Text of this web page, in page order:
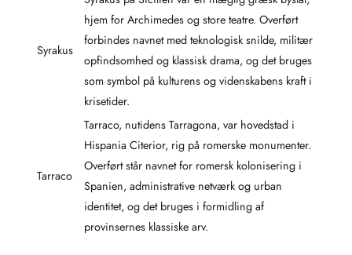
Syrakus
hjem for Archimedes og store teatre. Overført
forbindes navnet med teknologisk snilde, militær
opfindsomhed og klassisk drama, og det bruges
som symbol på kulturens og videnskabens kraft i
krisetider.
Tarraco
Tarraco, nutidens Tarragona, var hovedstad i
Hispania Citerior, rig på romerske monumenter.
Overført står navnet for romersk kolonisering i
Spanien, administrative netværk og urban
identitet, og det bruges i formidling af
provinsernes klassiske arv.